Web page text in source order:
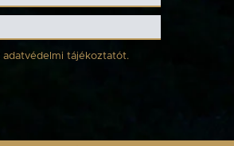
adatvédelmi tájékoztatót.